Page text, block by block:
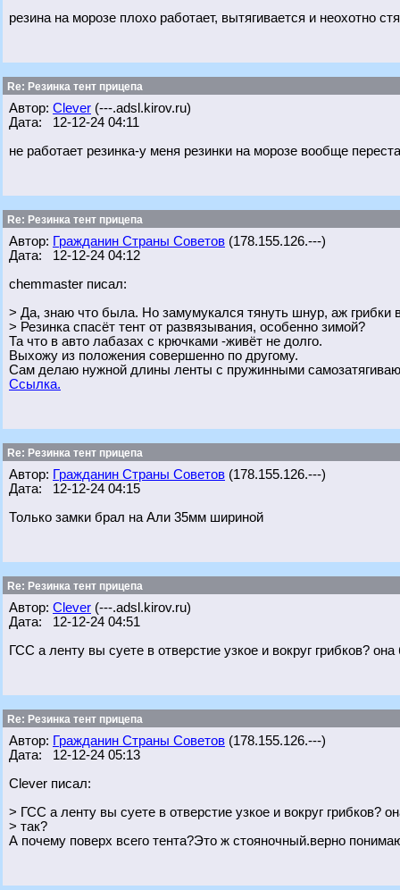
резина на морозе плохо работает, вытягивается и неохотно
Re: Резинка тент прицепа
Автор: Clever (---.adsl.kirov.ru)
Дата: 12-12-24 04:11
не работает резинка-у меня резинки на морозе вообще
Re: Резинка тент прицепа
Автор: Гражданин Страны Советов (178.155.126.---)
Дата: 12-12-24 04:12
chemmaster писал:
> Да, знаю что была. Но замумукался тянуть шнур, аж грибки
> Резинка спасёт тент от развязывания, особенно зимой?
Та что в авто лабазах с крючками -живёт не долго.
Выхожу из положения совершенно по другому.
Сам делаю нужной длины ленты с пружинными
Ссылка.
Re: Резинка тент прицепа
Автор: Гражданин Страны Советов (178.155.126.---)
Дата: 12-12-24 04:15
Только замки брал на Али 35мм шириной
Re: Резинка тент прицепа
Автор: Clever (---.adsl.kirov.ru)
Дата: 12-12-24 04:51
ГСС а ленту вы суете в отверстие узкое и вокруг грибков?
Re: Резинка тент прицепа
Автор: Гражданин Страны Советов (178.155.126.---)
Дата: 12-12-24 05:13
Clever писал:
> ГСС а ленту вы суете в отверстие узкое и вокруг грибков?
> так?
А почему поверх всего тента?Это ж стояночный.верно